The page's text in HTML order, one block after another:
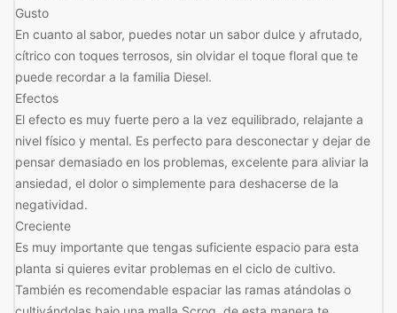
Gusto
En cuanto al sabor, puedes notar un sabor dulce y afrutado,
cítrico con toques terrosos, sin olvidar el toque floral que te
puede recordar a la familia Diesel.
Efectos
El efecto es muy fuerte pero a la vez equilibrado, relajante a
nivel físico y mental. Es perfecto para desconectar y dejar de
pensar demasiado en los problemas, excelente para aliviar la
ansiedad, el dolor o simplemente para deshacerse de la
negatividad.
Creciente
Es muy importante que tengas suficiente espacio para esta
planta si quieres evitar problemas en el ciclo de cultivo.
También es recomendable espaciar las ramas atándolas o